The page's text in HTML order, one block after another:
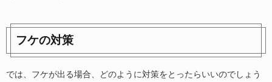
フケの対策
では、フケが出る場合、どのように対策をとったらいいのでしょう